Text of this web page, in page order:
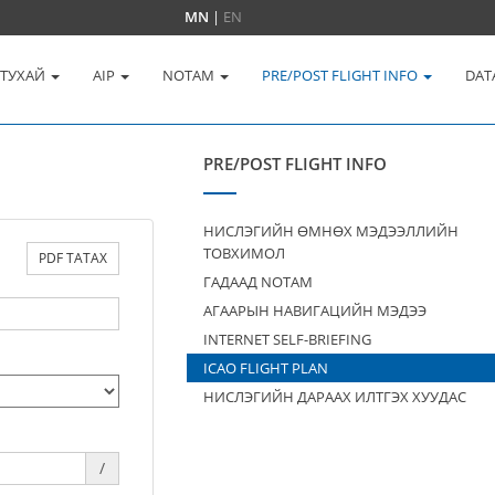
MN | EN
AIP NOTAM PRE/POST FLIGHT INFO
PDF ТАТАХ
/
PRE/POST FLIGHT INFO
НИСЛЭГИЙН ӨМНӨХ МЭДЭЭЛЛИЙН
ТОВХИМОЛ
ГАДААД NOTAM
АГААРЫН НАВИГАЦИЙН МЭДЭЭ
INTERNET SELF-BRIEFING
ICAO FLIGHT PLAN
НИСЛЭГИЙН ДАРААХ ИЛТГЭХ ХУУДАС